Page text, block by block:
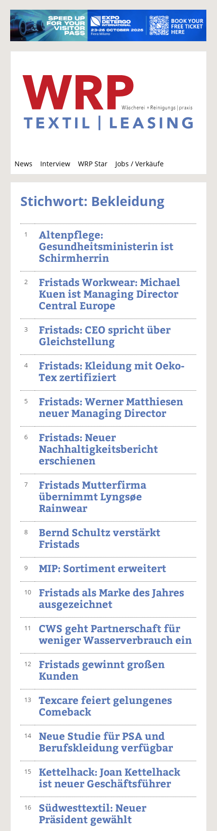
News Interview WRP Star Jobs / Verkäufe
u
c
Stichwort: Bekleidung
1
Altenpflege:
Gesundheitsministerin ist
Schirmherrin
2
Fristads Workwear: Michael
Kuen ist Managing Director
Central Europe
3
Fristads: CEO spricht über
Gleichstellung
4
Fristads: Kleidung mit Oeko-
Tex zertifiziert
5
Fristads: Werner Matthiesen
neuer Managing Director
6
Fristads: Neuer
Nachhaltigkeitsbericht
erschienen
7
Fristads Mutterfirma
übernimmt Lyngsøe
Rainwear
8
Bernd Schultz verstärkt
Fristads
9 MIP: Sortiment erweitert
10
Fristads als Marke des Jahres
ausgezeichnet
11
CWS geht Partnerschaft für
weniger Wasserverbrauch ein
12
Fristads gewinnt großen
Kunden
13
Texcare feiert gelungenes
Comeback
14
Neue Studie für PSA und
Berufskleidung verfügbar
15
Kettelhack: Joan Kettelhack
ist neuer Geschäftsführer
16
Südwesttextil: Neuer
Präsident gewählt